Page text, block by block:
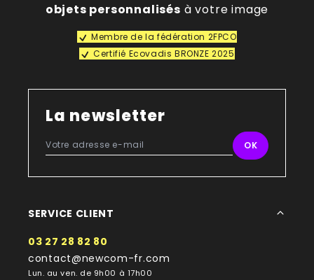
objets personnalisés à votre image
Membre de la fédération 2FPCO
Certifié Ecovadis BRONZE 2025
La newsletter
SERVICE CLIENT
03 27 28 82 80
contact@newcom-fr.com
Lun. au ven. de 9h00 à 17h00